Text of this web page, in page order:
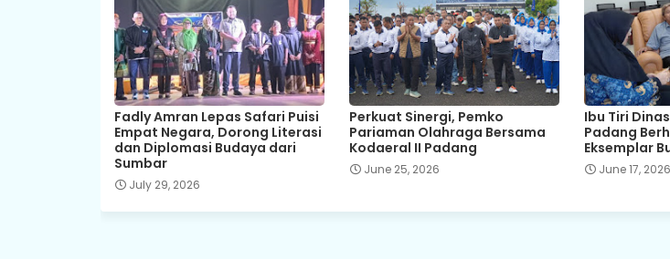
Fadly Amran Lepas Safari Puisi
Empat Negara, Dorong Literasi
dan Diplomasi Budaya dari
Sumbar
July 29, 2026
Perkuat Sinergi, Pemko
Pariaman Olahraga Bersama
Kodaeral II Padang
June 25, 2026
Ibu Tiri
Padang
Eksemplar
June 17, 2026